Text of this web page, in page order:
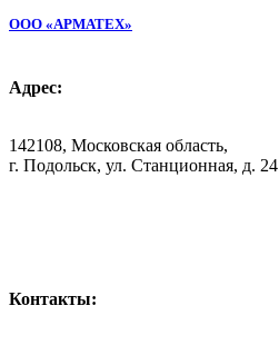
ООО «АРМАТЕХ»
Адрес:
142108, Московская область,
г. Подольск, ул. Станционная, д. 24
Контакты: